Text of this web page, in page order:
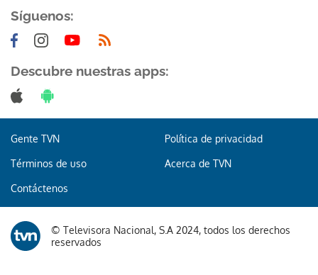
Síguenos:
Descubre nuestras apps:
Gente TVN Política de privacidad
Términos de uso Acerca de TVN
Contáctenos
© Televisora Nacional, S.A 2024, todos los derechos
reservados